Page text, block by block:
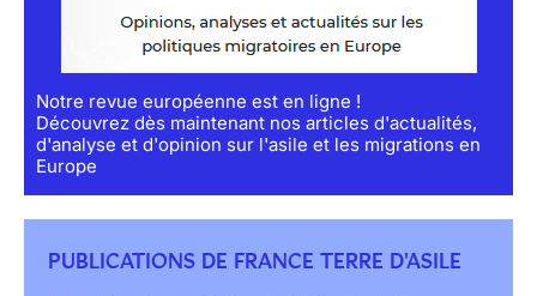
Notre revue européenne est en ligne !
Découvrez dès maintenant nos articles d'actualités,
d'analyse et d'opinion sur l'asile et les migrations en
Europe
PUBLICATIONS DE FRANCE TERRE D'ASILE